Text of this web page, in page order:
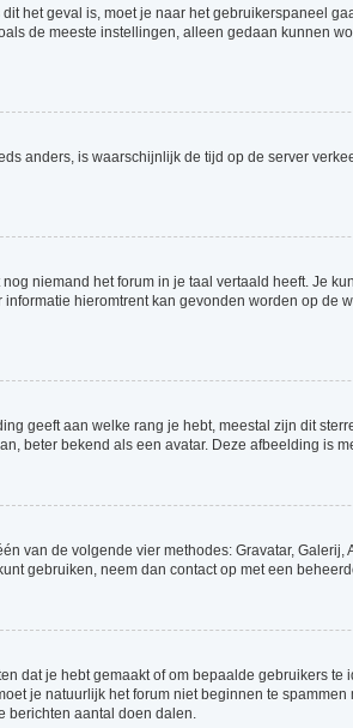
het geval is, moet je naar het gebruikerspaneel
de meeste instellingen, alleen gedaan kunnen
anders, is waarschijnlijk de tijd op de server
niemand het forum in je taal vertaald heeft. Je
hieromtrent kan gevonden worden op de
geeft aan welke rang je hebt, meestal zijn dit
beter bekend als een avatar. Deze afbeelding is
van de volgende vier methodes: Gravatar,
gebruiken, neem dan contact op met een
dat je hebt gemaakt of om bepaalde gebruikers te
je natuurlijk het forum niet beginnen te
berichten aantal doen dalen.